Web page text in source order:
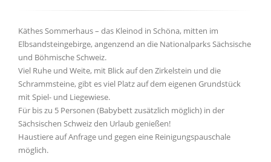
Käthes Sommerhaus – das Kleinod in Schöna, mitten im
Elbsandsteingebirge, angenzend an die Nationalparks Sächsische
und Böhmische Schweiz.
Viel Ruhe und Weite, mit Blick auf den Zirkelstein und die
Schrammsteine, gibt es viel Platz auf dem eigenen Grundstück
mit Spiel- und Liegewiese.
Für bis zu 5 Personen (Babybett zusätzlich möglich) in der
Sächsischen Schweiz den Urlaub genießen!
Haustiere auf Anfrage und gegen eine Reinigungspauschale
möglich.